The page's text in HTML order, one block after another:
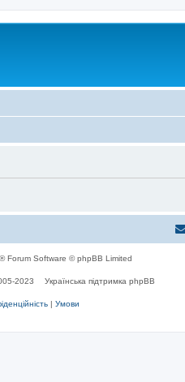
® Forum Software © phpBB Limited
2023 Українська підтримка phpBB
| Умови